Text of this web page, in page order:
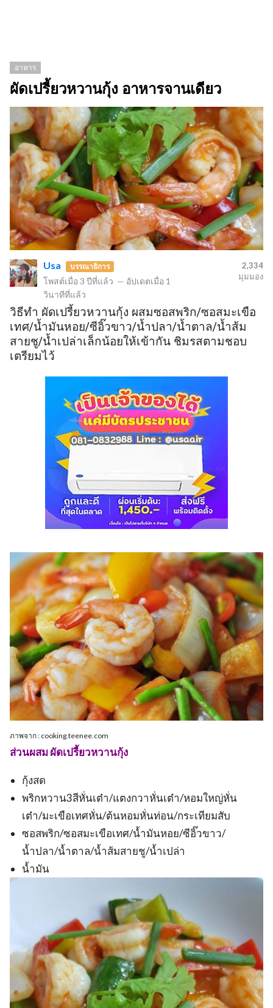
อาหาร
ผัดเปรี้ยวหวานกุ้ง อาหารจานเดียว
Usa บรรณาธิการ
โพสต์เมื่อ 3 ปีที่แล้ว — อัปเดตเมื่อ 1
วินาทีที่แล้ว
2,334
มุมมอง
วิธีทำ ผัดเปรี้ยวหวานกุ้ง ผสมซอสพริก/ซอสมะเขือ
เทศ/น้ำมันหอย/ซีอิ๊วขาว/น้ำปลา/น้ำตาล/น้ำส้ม
สายชู/น้ำเปล่าเล็กน้อยให้เข้ากัน ชิมรสตามชอบ
เตรียมไว้
ภาพจาก : cooking.teenee.com
ส่วนผสม ผัดเปรี้ยวหวานกุ้ง
กุ้งสด
พริกหวาน3สีหั่นเต๋า/แตงกวาหั่นเต๋า/หอมใหญ่หั่น
เต๋า/มะเขือเทศหั่น/ต้นหอมหั่นท่อน/กระเทียมสับ
ซอสพริก/ซอสมะเขือเทศ/น้ำมันหอย/ซีอิ๊วขาว/
น้ำปลา/น้ำตาล/น้ำส้มสายชู/น้ำเปล่า
น้ำมัน